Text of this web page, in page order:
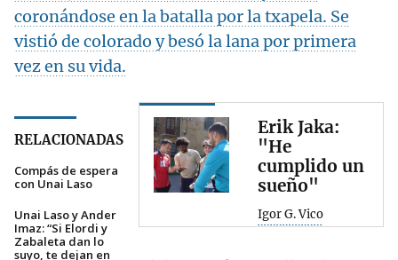
coronándose en la batalla por la txapela. Se
vistió de colorado y besó la lana por primera
vez en su vida.
RELACIONADAS
Compás de espera
con Unai Laso
Unai Laso y Ander
Imaz: “Si Elordi y
Zabaleta dan lo
suyo, te dejan en
Erik Jaka:
"He
cumplido un
sueño"
Igor G. Vico